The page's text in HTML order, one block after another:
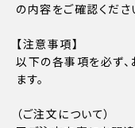
の内容をご確認くださ
【注意事項】
以下の各事項を必ず
ます。
（ご注文について）